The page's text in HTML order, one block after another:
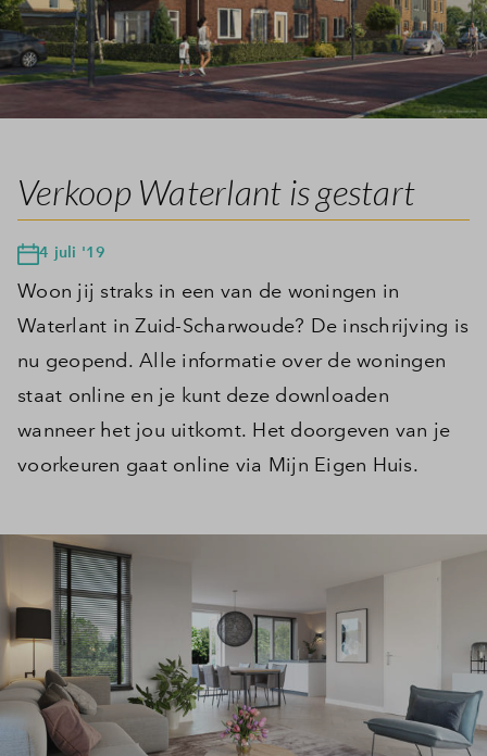
Inloggen
Verkoop Waterlant is gestart
4 juli '19
Woon jij straks in een van de woningen in
Waterlant in Zuid-Scharwoude? De inschrijving is
nu geopend. Alle informatie over de woningen
staat online en je kunt deze downloaden
wanneer het jou uitkomt. Het doorgeven van je
voorkeuren gaat online via Mijn Eigen Huis.